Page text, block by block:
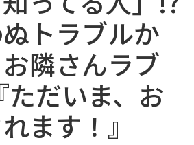
トラブルか
隣さんラブ
ただいま、お
ます！』